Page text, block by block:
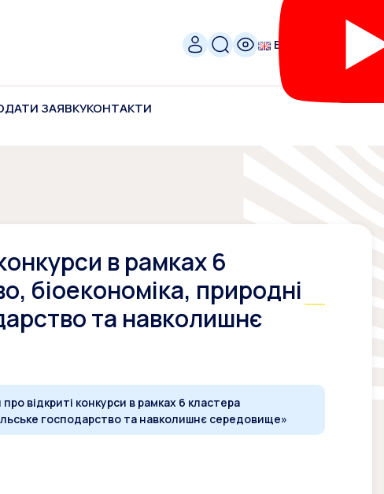
ENG
ЗАЯВКУКОНТАКТИ
в рамках 6
біоекономіка, природні
та навколишнє
відкриті конкурси в рамках 6 кластера
господарство та навколишнє середовище»